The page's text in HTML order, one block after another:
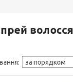
волосся